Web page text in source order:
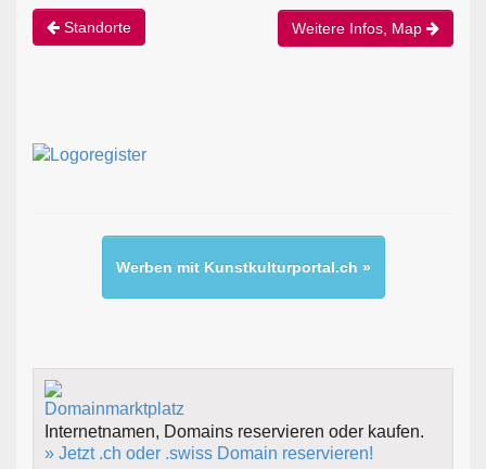
Standorte Weitere Infos, Map
Werben mit Kunstkulturportal.ch »
Internetnamen, Domains reservieren oder kaufen.
» Jetzt .ch oder .swiss Domain reservieren!